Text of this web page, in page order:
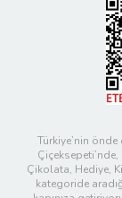
Türkiye’nin
Çikolata, Hediye,
kategoride